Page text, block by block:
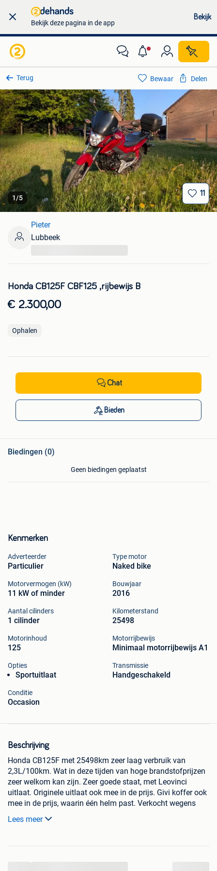
Bekijk deze pagina in de app
Bekijk
Terug
1/5
11
Kenmerken
Adverteerder
Particulier
Type motor
Naked bike
Motorvermogen (kW)
11 kW of minder
Bouwjaar
2016
Aantal cilinders
1 cilinder
Kilometerstand
25498
Motorinhoud
125
Motorrijbewijs
Minimaal motorrijbewijs A1
Opties
Sportuitlaat
Transmissie
Handgeschakeld
Conditie
Occasion
Beschrijving
Honda CB125F met 25498km zeer laag verbruik van
2,3L/100km. Wat in deze tijden van hoge brandstofprijzen
zeer welkom kan zijn. Zeer goede staat, met Leovinci
uitlaat. Originele uitlaat ook mee in de prijs. Givi koffer ook
mee in de prijs, waarin één helm past. Verkocht wegens
aankoop zwaardere motor.
Lees meer
Bewaar Delen
Honda CB125F CBF125 ,rijbewijs B
€ 2.300,00
Ophalen
Pieter
Lubbeek
Chat
Bieden
Biedingen (0)
Geen biedingen geplaatst